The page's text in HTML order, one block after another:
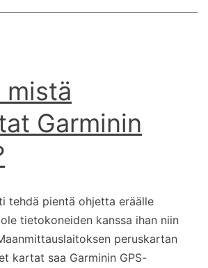
mistä
Garminin
tehdä pientä ohjetta eräälle
tietokoneiden kanssa ihan niin
peruskartan
kartat saa Garminin GPS-